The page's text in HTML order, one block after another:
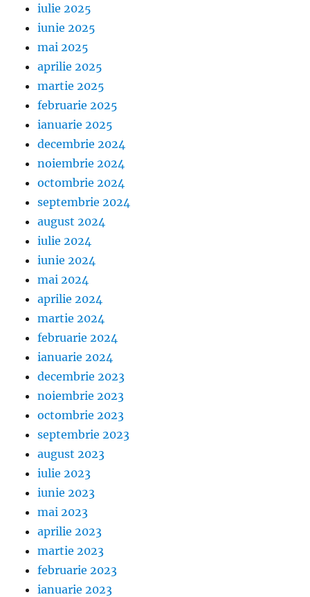
iulie 2025
iunie 2025
mai 2025
aprilie 2025
martie 2025
februarie 2025
ianuarie 2025
decembrie 2024
noiembrie 2024
octombrie 2024
septembrie 2024
august 2024
iulie 2024
iunie 2024
mai 2024
aprilie 2024
martie 2024
februarie 2024
ianuarie 2024
decembrie 2023
noiembrie 2023
octombrie 2023
septembrie 2023
august 2023
iulie 2023
iunie 2023
mai 2023
aprilie 2023
martie 2023
februarie 2023
ianuarie 2023